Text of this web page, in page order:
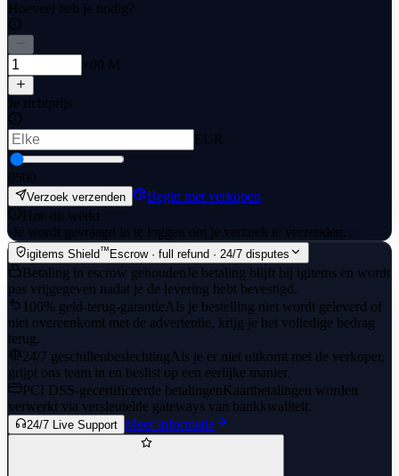
Hoeveel heb je nodig?
×00 M
Je richtprijs
EUR
0500
Verzoek verzenden
Begin met verkopen
Hoe dit werkt
· Je wordt gevraagd in te loggen om je verzoek te verzenden.
igitems Shield™Escrow · full refund · 24/7 disputes
Betaling in escrow gehouden Je betaling blijft bij igitems en wordt
pas vrijgegeven nadat je de levering hebt bevestigd.
100% geld-terug-garantieAls je bestelling niet wordt geleverd of
niet overeenkomt met de advertentie, krijg je het volledige bedrag
terug.
24/7 geschillenbeslechtingAls je er niet uitkomt met de verkoper,
grijpt ons team in en beslist op een eerlijke manier.
PCI DSS-gecertificeerde betalingenKaartbetalingen worden
verwerkt via versleutelde gateways van bankkwaliteit.
24/7 Live Support Meer informatie